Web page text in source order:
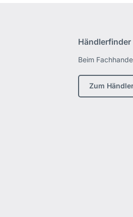
Händlerfinder
Beim
Zum